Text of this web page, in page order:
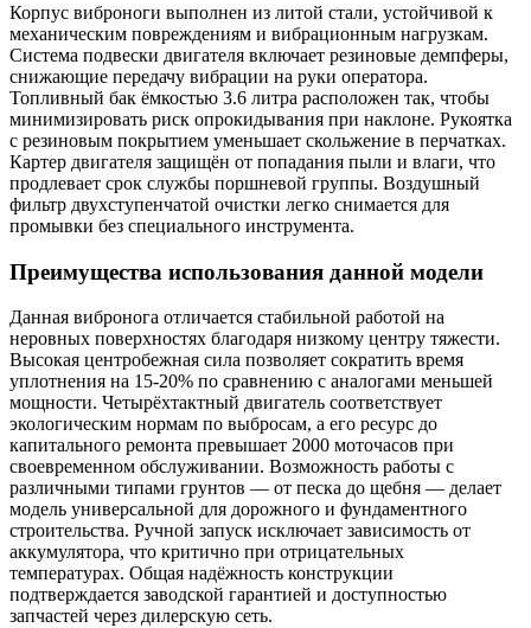
Корпус виброноги выполнен из литой стали, устойчивой к
механическим повреждениям и вибрационным нагрузкам.
Система подвески двигателя включает резиновые демпферы,
снижающие передачу вибрации на руки оператора.
Топливный бак ёмкостью 3.6 литра расположен так, чтобы
минимизировать риск опрокидывания при наклоне. Рукоятка
с резиновым покрытием уменьшает скольжение в перчатках.
Картер двигателя защищён от попадания пыли и влаги, что
продлевает срок службы поршневой группы. Воздушный
фильтр двухступенчатой очистки легко снимается для
промывки без специального инструмента.
Преимущества использования данной модели
Данная вибронога отличается стабильной работой на
неровных поверхностях благодаря низкому центру тяжести.
Высокая центробежная сила позволяет сократить время
уплотнения на 15-20% по сравнению с аналогами меньшей
мощности. Четырёхтактный двигатель соответствует
экологическим нормам по выбросам, а его ресурс до
капитального ремонта превышает 2000 моточасов при
своевременном обслуживании. Возможность работы с
различными типами грунтов — от песка до щебня — делает
модель универсальной для дорожного и фундаментного
строительства. Ручной запуск исключает зависимость от
аккумулятора, что критично при отрицательных
температурах. Общая надёжность конструкции
подтверждается заводской гарантией и доступностью
запчастей через дилерскую сеть.